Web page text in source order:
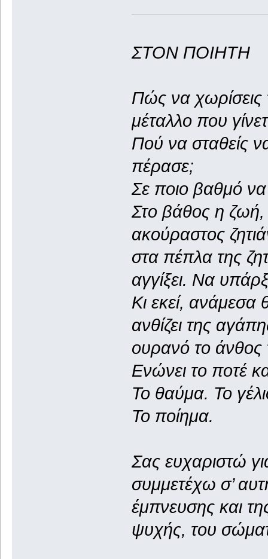
ΣΤΟΝ ΠΟΙΗΤΗ
Πώς να χωρίσεις
μέταλλο που
Πού να σταθείς
πέρασε;
Σε ποιο βαθμό να
Στο βάθος η
ακούραστος
στα πέπλα της
αγγίξει. Να
Κι εκεί,
ανθίζει της
ουρανό το
Ενώνει το ποτέ
Το θαύμα. Το
Το ποίημα.
Σας ευχαριστώ
συμμετέχω σ’
έμπνευσης και
ψυχής, του